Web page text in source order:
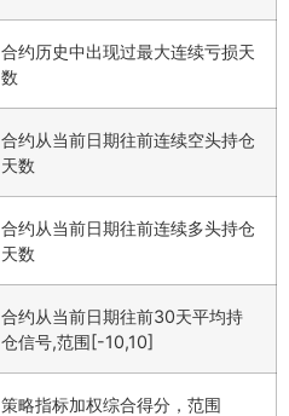
合约历史中出现过最大连续亏损天
数
合约从当前日期往前连续空头持仓
天数
合约从当前日期往前连续多头持仓
天数
合约从当前日期往前30天平均持
仓信号,范围[-10,10]
策略指标加权综合得分，范围